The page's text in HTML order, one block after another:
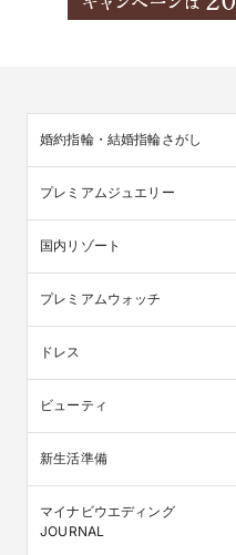
婚約指輪・結婚指輪さがし
プレミアムジュエリー
国内リゾート
プレミアムウォッチ
ドレス
ビューティ
新生活準備
マイナビウエディング
JOURNAL